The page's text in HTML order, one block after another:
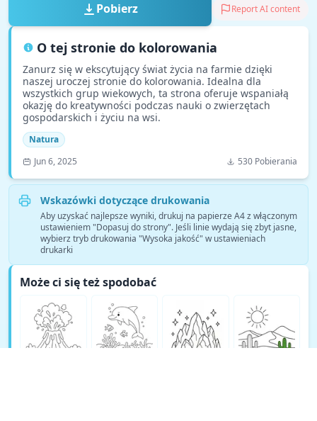
Pobierz Report AI content
O tej stronie do kolorowania
Zanurz się w ekscytujący świat życia na farmie dzięki
naszej uroczej stronie do kolorowania. Idealna dla
wszystkich grup wiekowych, ta strona oferuje wspaniałą
okazję do kreatywności podczas nauki o zwierzętach
gospodarskich i życiu na wsi.
Natura
Jun 6, 2025
530 Pobierania
Wskazówki dotyczące drukowania
Aby uzyskać najlepsze wyniki, drukuj na papierze A4 z włączonym
ustawieniem "Dopasuj do strony". Jeśli linie wydają się zbyt jasne,
wybierz tryb drukowania "Wysoka jakość" w ustawieniach
drukarki
Może ci się też spodobać